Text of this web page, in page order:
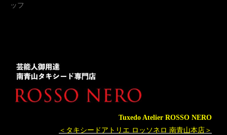
文化服装学院
タキシードレンタル東京
オーダータキシード横浜
アパレルデザイン学科メンズデザインコース
ッフ
Tuxedo Atelier ROSSO NERO
＜タキシードアトリエ ロッソネロ 南青山本店＞